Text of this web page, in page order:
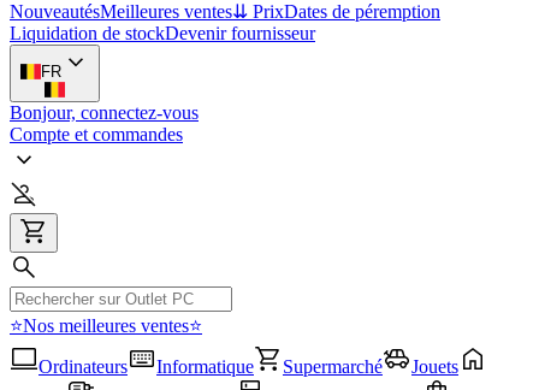
NouveautésMeilleures ventes⇊ PrixDates de péremption
Liquidation de stockDevenir fournisseur
FR
Bonjour, connectez-vous
Compte et commandes
⭐Nos meilleures ventes⭐
Ordinateurs
Informatique Supermarché
Jouets